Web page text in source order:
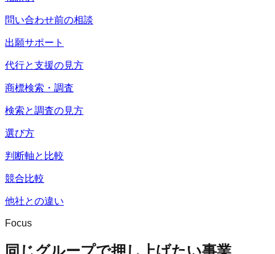
問い合わせ前の相談
出願サポート
代行と支援の見方
商標検索・調査
検索と調査の見方
選び方
判断軸と比較
競合比較
他社との違い
Focus
同じグループで押し上げたい事業